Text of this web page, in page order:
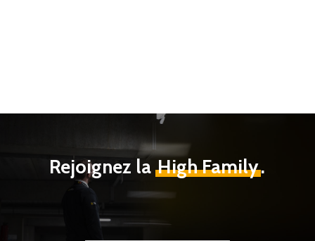
Rejoignez laHigh Family.